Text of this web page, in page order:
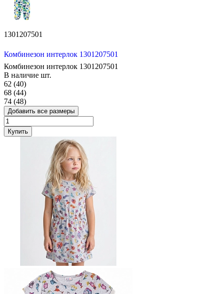
1301207501
Комбинезон интерлок 1301207501
Комбинезон интерлок 1301207501
В наличие шт.
62 (40)
68 (44)
74 (48)
Добавить все размеры
Купить